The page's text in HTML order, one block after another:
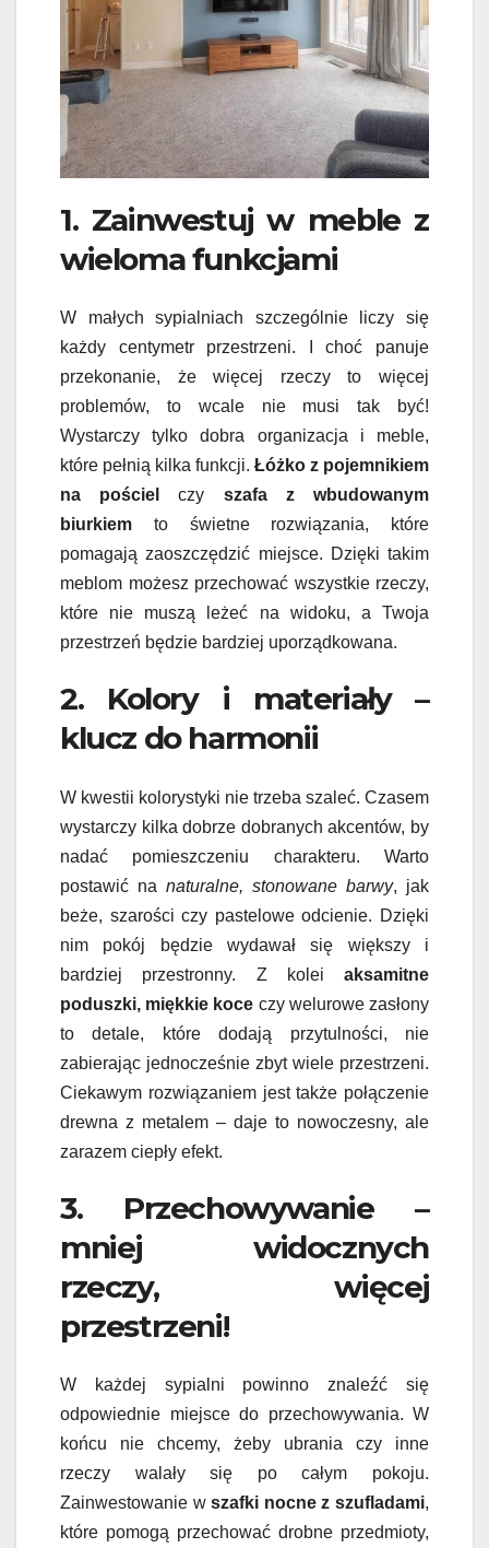
1. Zainwestuj w meble z
wieloma funkcjami
W małych sypialniach szczególnie liczy się
każdy centymetr przestrzeni. I choć panuje
przekonanie, że więcej rzeczy to więcej
problemów, to wcale nie musi tak być!
Wystarczy tylko dobra organizacja i meble,
które pełnią kilka funkcji. Łóżko z pojemnikiem
na pościel
czy szafa z wbudowanym
biurkiem to świetne rozwiązania, które
pomagają zaoszczędzić miejsce. Dzięki takim
meblom możesz przechować wszystkie rzeczy,
które nie muszą leżeć na widoku, a Twoja
przestrzeń będzie bardziej uporządkowana.
2. Kolory i materiały –
klucz do harmonii
W kwestii kolorystyki nie trzeba szaleć. Czasem
wystarczy kilka dobrze dobranych akcentów, by
nadać pomieszczeniu charakteru. Warto
postawić na naturalne, stonowane barwy, jak
beże, szarości czy pastelowe odcienie. Dzięki
nim pokój będzie wydawał się większy i
bardziej przestronny. Z kolei aksamitne
poduszki, miękkie koce czy welurowe zasłony
to detale, które dodają przytulności, nie
zabierając jednocześnie zbyt wiele przestrzeni.
Ciekawym rozwiązaniem jest także połączenie
drewna z metalem – daje to nowoczesny, ale
zarazem ciepły efekt.
3. Przechowywanie –
mniej widocznych
rzeczy, więcej
przestrzeni!
W każdej sypialni powinno znaleźć się
odpowiednie miejsce do przechowywania. W
końcu nie chcemy, żeby ubrania czy inne
rzeczy walały się po całym pokoju.
Zainwestowanie wszafki nocne z szufladami,
które pomogą przechować drobne przedmioty,